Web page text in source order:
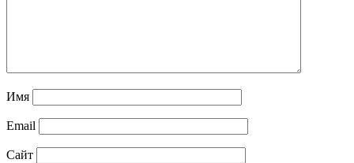
Имя
Email
Сайт